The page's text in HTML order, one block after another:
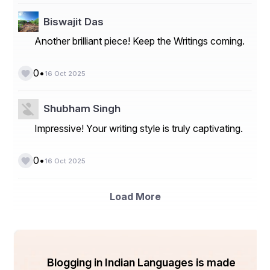
संस्कृति और आधुनिक जीवन
भाई दूज केवल व्यक्तिगत भावना का पर्व नहीं, यह भारतीय संस्कृति
जीवन में रिश्ते बनाए रखना उतना ही ज़रूरी है जितना कर्म करना।
आज जब बच्चे मोबाइल और टीवी में व्यस्त हैं, और शहरों में परिवार
अलग-अलग रह रहे हैं, भाई दूज उन “छोटे पुलों” का पर्व है जो हमें
देनी चाहिए।
विश्वास हमेशा साथ रहता है।
Biswajit Das
Another brilliant piece! Keep the Writings coming.
0• 16 Oct 2025
Shubham Singh
Impressive! Your writing style is truly captivating.
0• 16 Oct 2025
Load More
Blogging in Indian Languages is made